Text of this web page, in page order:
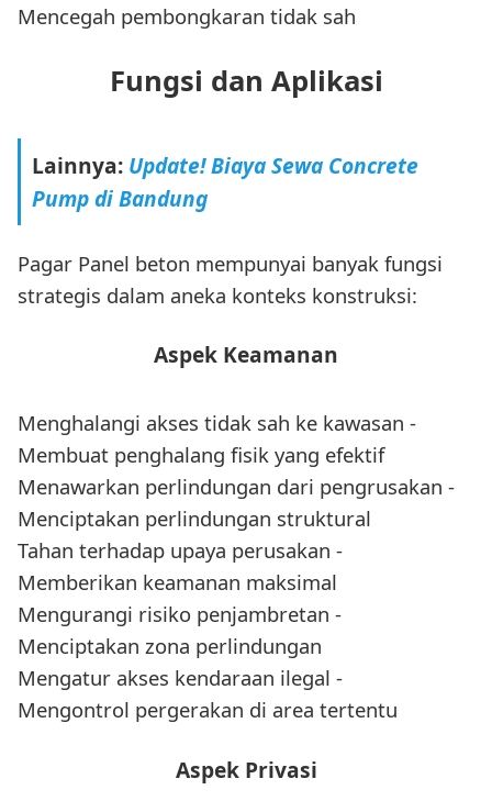
Mencegah pembongkaran tidak sah
Fungsi dan Aplikasi
Lainnya: Update! Biaya Sewa Concrete
Pump di Bandung
Pagar Panel beton mempunyai banyak fungsi
strategis dalam aneka konteks konstruksi:
Aspek Keamanan
Menghalangi akses tidak sah ke kawasan -
Membuat penghalang fisik yang efektif
Menawarkan perlindungan dari pengrusakan -
Menciptakan perlindungan struktural
Tahan terhadap upaya perusakan -
Memberikan keamanan maksimal
Mengurangi risiko penjambretan -
Menciptakan zona perlindungan
Mengatur akses kendaraan ilegal -
Mengontrol pergerakan di area tertentu
Aspek Privasi